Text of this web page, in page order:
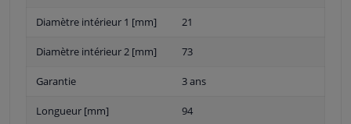
Diamètre intérieur 1 [mm] 21
Diamètre intérieur 2 [mm] 73
Garantie 3 ans
Longueur [mm] 94